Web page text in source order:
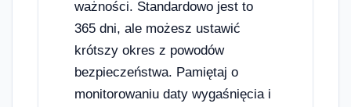
ważności. Standardowo jest to
365 dni, ale możesz ustawić
krótszy okres z powodów
bezpieczeństwa. Pamiętaj o
monitorowaniu daty wygaśnięcia i